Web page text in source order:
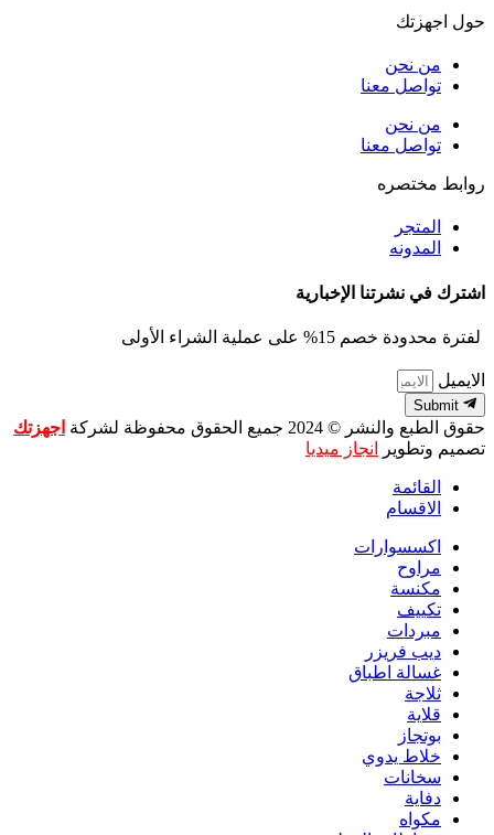
حول اجهزتك
من نحن
تواصل معنا
من نحن
تواصل معنا
روابط مختصره
المتجر
المدونه
اشترك في نشرتنا الإخبارية
لفترة محدودة خصم 15% على عملية الشراء الأولى
الايميل
Submit
حقوق الطبع والنشر © 2024 جميع الحقوق محفوظة لشركة
اجهزتك
تصميم وتطوير
انجاز ميديا
القائمة
الاقسام
اكسسوارات
مراوح
مكنسة
تكييف
مبردات
ديب فريزر
غسالة اطباق
ثلاجة
قلاية
بوتجاز
خلاط يدوي
سخانات
دفاية
مكواه